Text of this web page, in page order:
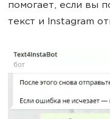
помогает, если вы
текст и Instagram